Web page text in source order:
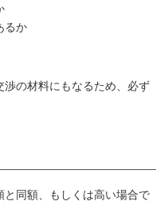
るか
渉の材料にもなるため、必ず
同額、もしくは高い場合で